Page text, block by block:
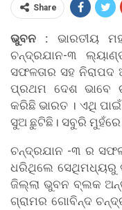
Share
ଭୁବନ : ଭାରତୀୟ
ଚନ୍ଦ୍ରଯାନ-୩
ସଫଳତାର ସହ
ପ୍ରଥମ ଦେଶ ଭାବେ
କରିଛି ଭାରତ । ଏଥି
ସୁଅ ଛୁଟିଛି। ସବୁରି ମୁହଁରେ
ଚନ୍ଦ୍ରଯାନ -୩ ର
ଧରିଥିଲେ ସେଥିମଧ୍ୟରୁ
ଜିଲ୍ଲା ଭୁବନ ବ୍ଲକ
ଗ୍ରାମର ଗୋବିନ୍ଦ